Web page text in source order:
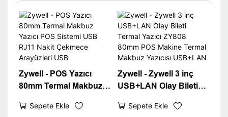
Zywell - POS Yazıcı
80mm Termal Makbuz
USB RJ11 Nakit
Sepete Ekle
Zywell - Zywell 3 inç
USB+LAN Olay Bileti
80mm POS Makine
Sepete Ekle